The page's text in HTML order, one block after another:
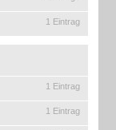
1 Eintrag
1 Eintrag
1 Eintrag